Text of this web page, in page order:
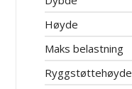
Høyde
Maks belastning
Ryggstøttehøyde